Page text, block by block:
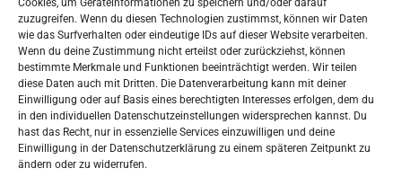
Cookies, um Geräteinformationen zu speichern und/oder darauf
zuzugreifen. Wenn du diesen Technologien zustimmst, können wir Daten
wie das Surfverhalten oder eindeutige IDs auf dieser Website verarbeiten.
Wenn du deine Zustimmung nicht erteilst oder zurückziehst, können
bestimmte Merkmale und Funktionen beeinträchtigt werden. Wir teilen
diese Daten auch mit Dritten. Die Datenverarbeitung kann mit deiner
Einwilligung oder auf Basis eines berechtigten Interesses erfolgen, dem du
in den individuellen Datenschutzeinstellungen widersprechen kannst. Du
hast das Recht, nur in essenzielle Services einzuwilligen und deine
Einwilligung in der Datenschutzerklärung zu einem späteren Zeitpunkt zu
ändern oder zu widerrufen.
Widerufsbelehrung
Oglašavanje / Postavite svoj oglas
Tko je “Idemo u Svijet – Njemačka?
Pretražite stranicu:
S